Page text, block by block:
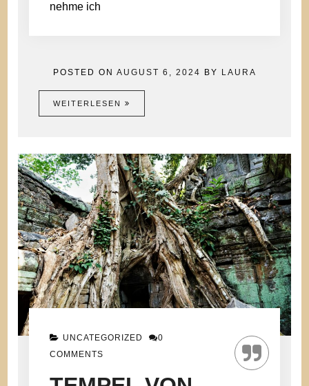
nehme ich
POSTED ON AUGUST 6, 2024 BY LAURA
WEITERLESEN
UNCATEGORIZED
0
COMMENTS